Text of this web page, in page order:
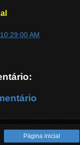
AM
Página inicial